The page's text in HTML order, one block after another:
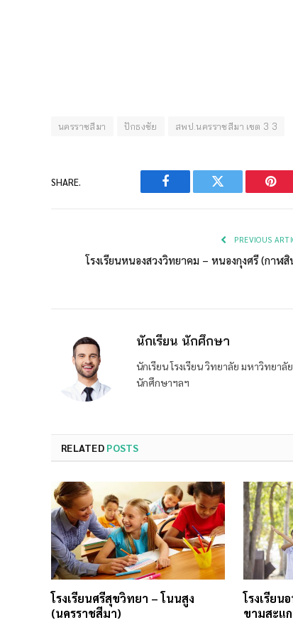
นครราชสีมา ปักธงชัย สพป.นครราชสีมา เขต 3 3
SHARE.
Facebook Twitter
PREVIOUS
โรงเรียนหนองสวงวิทยาคม – หนองกุงศรี (กาฬสิ
นักเรียน นักศึกษา
นักเรียน โรงเรียน วิทยาลัย มหาวิทยา
นักศึกษาฯลฯ
RELATED POSTS
โรงเรียนศรีสุขวิทยา – โนนสูง
(นครราชสีมา)
โรงเรียน
ขามสะแ